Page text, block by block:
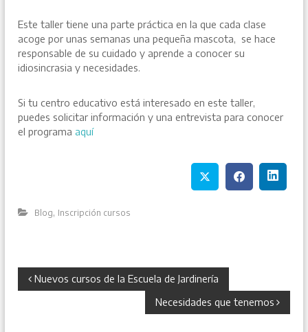
Este taller tiene una parte práctica en la que cada clase
acoge por unas semanas una pequeña mascota, se hace
responsable de su cuidado y aprende a conocer su
idiosincrasia y necesidades.
Si tu centro educativo está interesado en este taller,
puedes solicitar información y una entrevista para conocer
el programa aquí
Blog, Inscripción cursos
N Nuevos cursos de la Escuela de Jardinería
Necesidades que tenemos